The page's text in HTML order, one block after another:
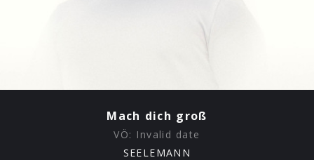
Mach dich groß
VÖ: Invalid date
SEELEMANN